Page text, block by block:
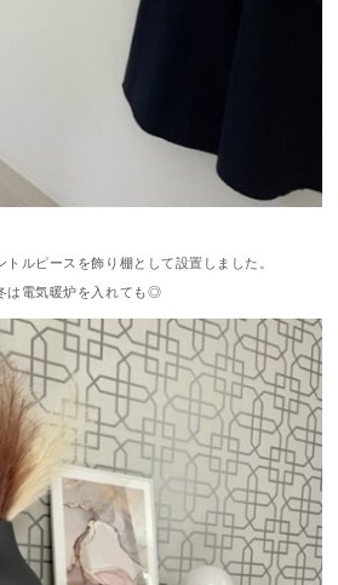
ルピースを飾り棚として設置しました。
は電気暖炉を入れても◎